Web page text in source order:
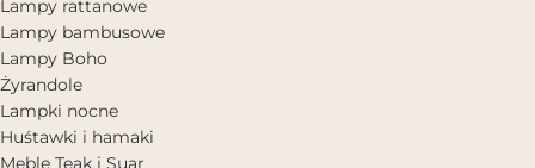
Lampy rattanowe
Lampy bambusowe
Lampy Boho
Żyrandole
Lampki nocne
Huśtawki i hamaki
Meble Teak i Suar